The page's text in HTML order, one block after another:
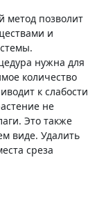
метод позволит
и
нужна для
количество
к слабости
не
Это также
виде. Удалить
среза